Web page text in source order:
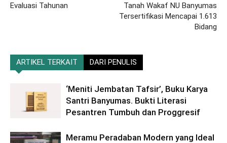
Evaluasi Tahunan
Tanah Wakaf NU Banyumas
Tersertifikasi Mencapai 1.613
Bidang
ARTIKEL TERKAIT DARI PENULIS
‘Meniti Jembatan Tafsir’, Buku Karya
Santri Banyumas. Bukti Literasi
Pesantren Tumbuh dan Proggresif
Meramu Peradaban Modern yang Ideal